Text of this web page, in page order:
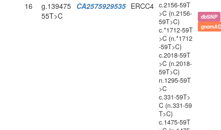
16
g.139475
55T>C
CA2575929535 ERCC4 c.2156-59T
>C (n.2156-
59T>C)
c.*1712-59T
>C (n.*1712
-59T>C)
c.2018-59T
>C (n.2018-
59T>C)
n.1295-59T
>C
c.331-59T>
C (n.331-59
T>C)
c.1475-59T
dbSNP